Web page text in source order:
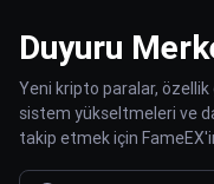
Duyuru
Yeni kripto paralar,
sistem yükseltmeleri ve
takip etmek için